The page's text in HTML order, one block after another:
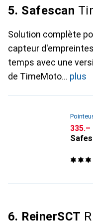
5. Safescan
Solution complète
capteur
temps avec une
de TimeMoto
plus
CHF
335.–
6. ReinerSCT